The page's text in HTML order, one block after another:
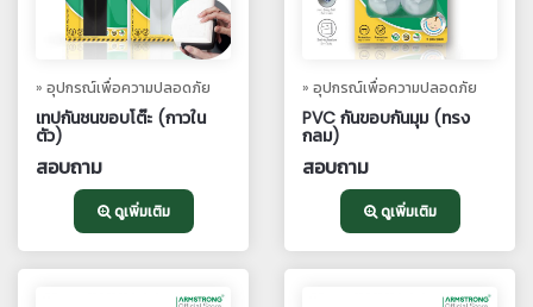
» อุปกรณ์เพื่อความปลอดภัย
เทปกันชนขอบโต๊ะ (กาวใน
ตัว)
สอบถาม
ดูเพิ่มเติม
» อุปกรณ์เพื่อความปลอดภัย
PVC กันขอบกันมุม (ทรง
กลม)
สอบถาม
ดูเพิ่มเติม